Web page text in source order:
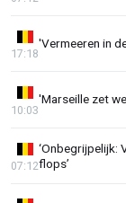
'Vermeeren in
17:18
'Marseille zet
10:03
‘Onbegrijpelijk:
flops’
07:12